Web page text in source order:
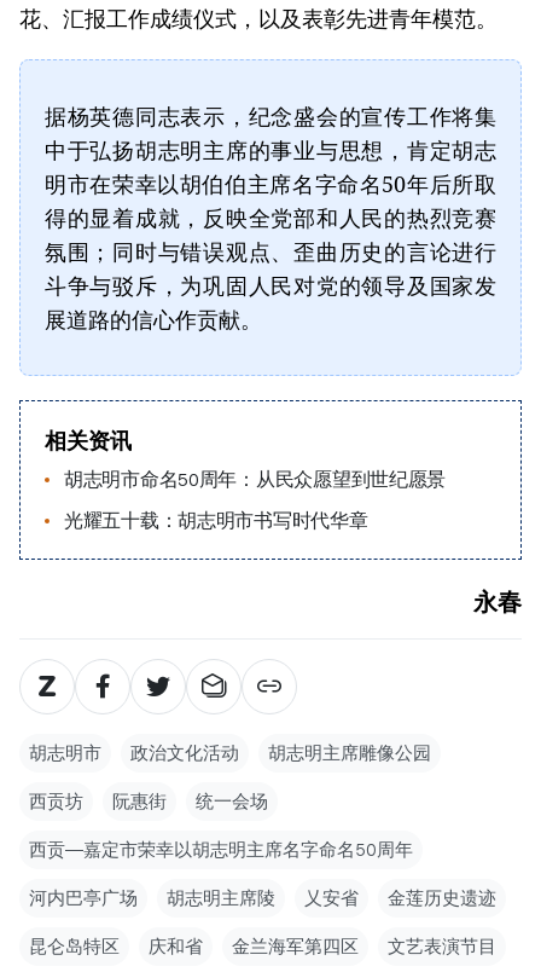
花、汇报工作成绩仪式，以及表彰先进青年模范。
据杨英德同志表示，纪念盛会的宣传工作将集
中于弘扬胡志明主席的事业与思想，肯定胡志
明市在荣幸以胡伯伯主席名字命名50年后所取
得的显着成就，反映全党部和人民的热烈竞赛
氛围；同时与错误观点、歪曲历史的言论进行
斗争与驳斥，为巩固人民对党的领导及国家发
展道路的信心作贡献。
相关资讯
胡志明市命名50周年：从民众愿望到世纪愿景
光耀五十载：胡志明市书写时代华章
永春
胡志明市 政治文化活动 胡志明主席雕像公园
西贡坊 阮惠街 统一会场
西贡—嘉定市荣幸以胡志明主席名字命名50周年
河内巴亭广场 胡志明主席陵 乂安省 金莲历史遗迹
昆仑岛特区 庆和省 金兰海军第四区 文艺表演节目